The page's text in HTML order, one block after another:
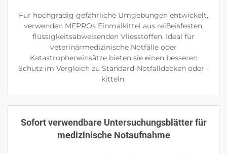
Für hochgradig gefährliche Umgebungen entwickelt,
verwenden MEPROs Einmalkittel aus reißeisfesten,
flüssigkeitsabweisenden Vliesstoffen. Ideal für
veterinärmedizinische Notfälle oder
Katastropheneinsätze bieten sie einen besseren
Schutz im Vergleich zu Standard-Notfalldecken oder -
kitteln.
Sofort verwendbare Untersuchungsblätter für
medizinische Notaufnahme